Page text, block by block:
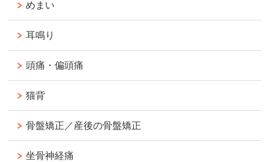
めまい
耳鳴り
頭痛・偏頭痛
猫背
骨盤矯正／産後の骨盤矯正
坐骨神経痛